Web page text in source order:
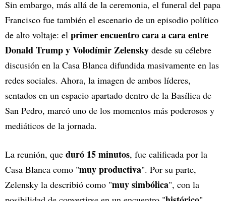
Sin embargo, más allá de la ceremonia, el funeral del papa
Francisco fue también el escenario de un episodio político
de alto voltaje: el primer encuentro cara a cara entre
Donald Trump y Volodímir Zelensky desde su célebre
discusión en la Casa Blanca difundida masivamente en las
redes sociales. Ahora, la imagen de ambos líderes,
sentados en un espacio apartado dentro de la Basílica de
San Pedro, marcó uno de los momentos más poderosos y
mediáticos de la jornada.
La reunión, que duró 15 minutos, fue calificada por la
Casa Blanca como "muy productiva". Por su parte,
Zelensky la describió como "muy simbólica", con la